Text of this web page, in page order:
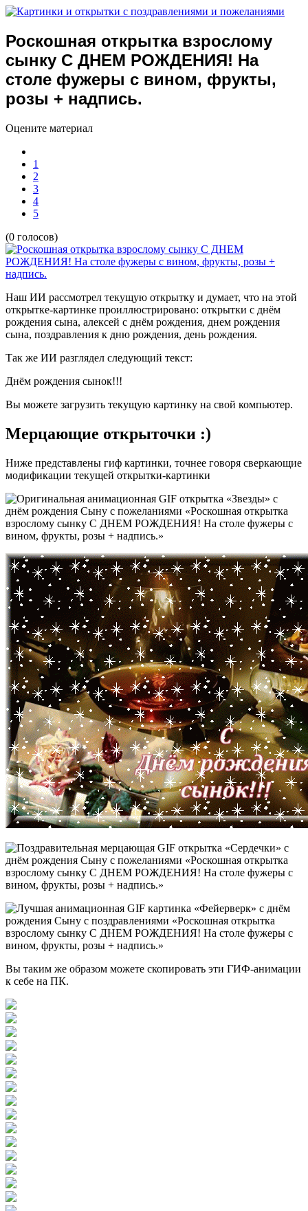
Роскошная открытка взрослому
сынку С ДНЕМ РОЖДЕНИЯ! На
столе фужеры с вином, фрукты,
розы + надпись.
Оцените материал
1
2
3
4
5
(0 голосов)
Наш ИИ рассмотрел текущую открытку и думает, что на этой
открытке-картинке проиллюстрировано: открытки с днём
рождения сына, алексей с днём рождения, днем рождения
сына, поздравления к дню рождения, день рождения.
Так же ИИ разглядел следующий текст:
Днём рождения сынок!!!
Вы можете загрузить текущую картинку на свой компьютер.
Мерцающие открыточки :)
Ниже представлены гиф картинки, точнее говоря сверкающие
модификации текущей открытки-картинки
Вы таким же образом можете скопировать эти ГИФ-анимации
к себе на ПК.